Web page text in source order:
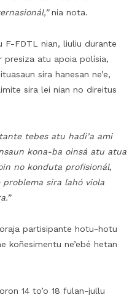
nia nota.
F-FDTL nian, liuliu durante
presiza atu apoia polísia,
sira hanesan ne’e,
sira lei nian no direitus
tebes atu hadi’a ami
kona-ba oinsá atu atua
no konduta profisionál,
sira lahó viola
partisipante hotu-hotu
koñesimentu ne’ebé hetan
14 to’o 18 fulan-jullu